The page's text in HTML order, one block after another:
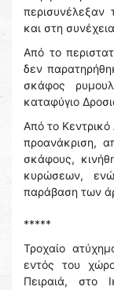
και στη
Από το
δεν
σκάφος
καταφύγιο
Από το Κεντρικό
προανάκριση,
σκάφους,
κυρώσεων,
παράβαση των
*****
Τροχαίο
εντός του
Πειραιά, στο